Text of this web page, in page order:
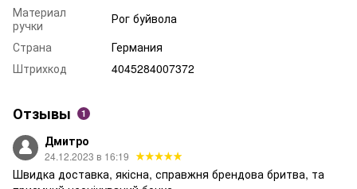
Материал
ручки
Рог буйвола
Страна
Германия
Штрихкод
4045284007372
Отзывы 1
Дмитро
24.12.2023 в 16:19
Швидка доставка, якісна, справжня брендова бритва, та